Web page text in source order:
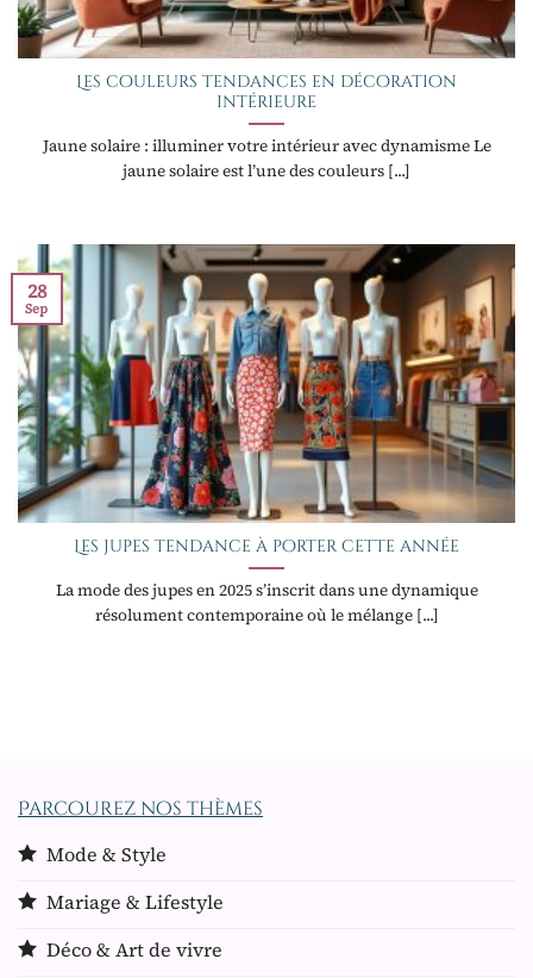
Les couleurs tendances en décoration
intérieure
Jaune solaire : illuminer votre intérieur avec dynamisme Le
jaune solaire est l’une des couleurs [...]
Les jupes tendance à porter cette année
La mode des jupes en 2025 s’inscrit dans une dynamique
résolument contemporaine où le mélange [...]
28
Sep
Parcourez nos thèmes
Mode & Style
Mariage & Lifestyle
Déco & Art de vivre